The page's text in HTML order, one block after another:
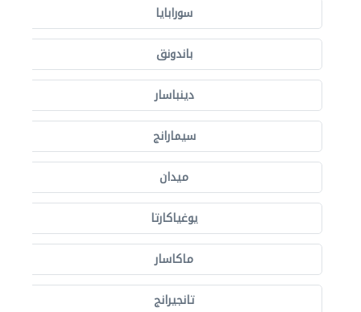
سورابايا
باندونق
دينباسار
سيمارانج
ميدان
يوغياكارتا
ماكاسار
تانجيرانج